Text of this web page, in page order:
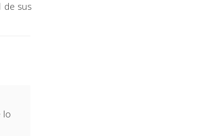
de sus
lo